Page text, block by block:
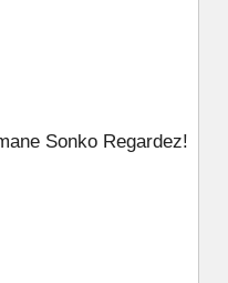
Sonko Regardez!